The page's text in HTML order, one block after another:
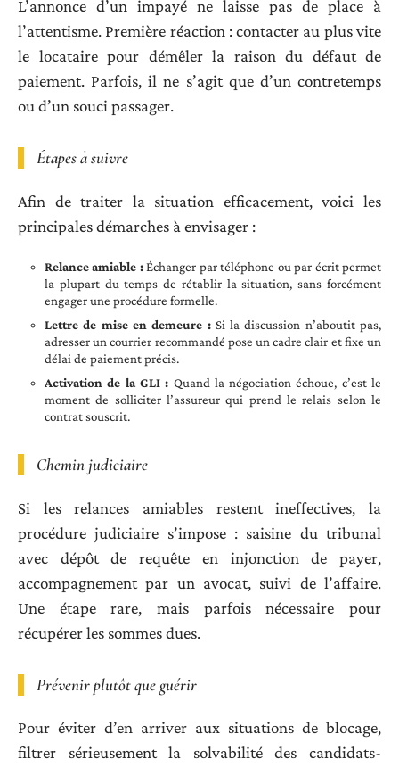
L’annonce d’un impayé ne laisse pas de place à
l’attentisme. Première réaction : contacter au plus vite
le locataire pour démêler la raison du défaut de
paiement. Parfois, il ne s’agit que d’un contretemps
ou d’un souci passager.
Étapes à suivre
Afin de traiter la situation efficacement, voici les
principales démarches à envisager :
Relance amiable :Échanger par téléphone ou par écrit permet
la plupart du temps de rétablir la situation, sans forcément
engager une procédure formelle.
Lettre de mise en demeure :Si la discussion n’aboutit pas,
adresser un courrier recommandé pose un cadre clair et fixe un
délai de paiement précis.
Activation de la GLI : Quand la négociation échoue, c’est le
moment de solliciter l’assureur qui prend le relais selon le
contrat souscrit.
Chemin judiciaire
Si les relances amiables restent ineffectives, la
procédure judiciaire s’impose : saisine du tribunal
avec dépôt de requête en injonction de payer,
accompagnement par un avocat, suivi de l’affaire.
Une étape rare, mais parfois nécessaire pour
récupérer les sommes dues.
Prévenir plutôt que guérir
Pour éviter d’en arriver aux situations de blocage,
filtrer sérieusement la solvabilité des candidats-